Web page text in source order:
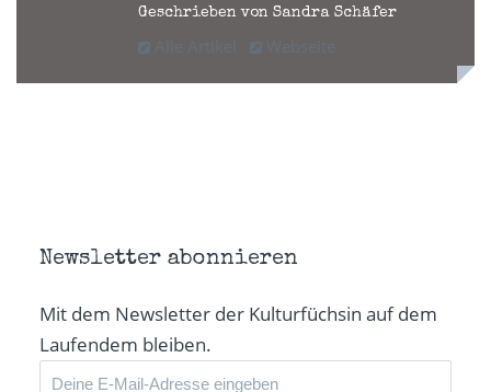
Geschrieben von Sandra Schäfer
Alle Artikel Webseite
Newsletter abonnieren
Mit dem Newsletter der Kulturfüchsin auf dem
Laufendem bleiben.